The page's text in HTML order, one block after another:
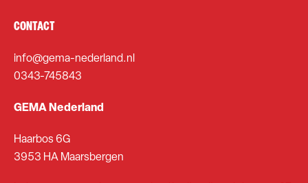
CONTACT
info@gema-nederland.nl
0343-745843
GEMA Nederland
Haarbos 6G
3953 HA Maarsbergen